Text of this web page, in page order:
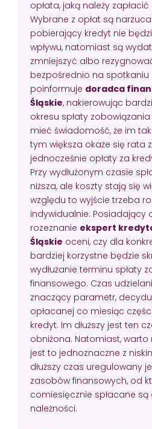
opłata, jaką należy
Wybrane z opłat są
pobierający kredyt nie
wpływu, natomiast są
zmniejszyć albo
bezpośrednio na spotkaniu
poinformuje doradca
Śląskie, nakierowując
okresu spłaty
mieć świadomość, że im
tym większa okaże się rata
jednocześnie opłaty za
Przy wydłużonym czasie
niższa, ale koszty stają się
względu to wyjście trzeba
indywidualnie. Posiadający
rozeznanie ekspert
Śląskie oceni, czy dla
bardziej korzystne będzie
wydłużanie terminu spłaty
finansowego. Czas
znaczący parametr,
opłacanej co miesiąc
kredyt. Im dłuższy jest ten
obniżona. Natomiast, warto
jest to jednoznaczne z
dłuższy czas uregulowany
zasobów finansowych, od
comiesięcznie spłacane
należności.